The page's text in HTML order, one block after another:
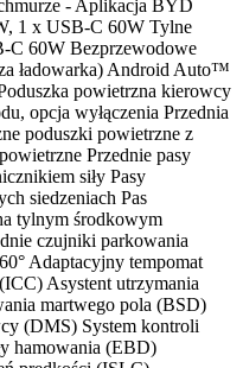
- Aplikacja BYD
1 x USB-C 60W Tylne
C 60W Bezprzewodowe
ładowarka) Android Auto™
powietrzna kierowcy
opcja wyłączenia Przednia
poduszki powietrzne z
Przednie pasy
siły Pasy
siedzeniach Pas
tylnym środkowym
czujniki parkowania
Adaptacyjny tempomat
Asystent utrzymania
martwego pola (BSD)
(DMS) System kontroli
hamowania (EBD)